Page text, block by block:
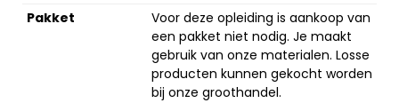
Pakket
Voor deze opleiding is aankoop van
een pakket niet nodig. Je maakt
gebruik van onze materialen. Losse
producten kunnen gekocht worden
bij onze groothandel.